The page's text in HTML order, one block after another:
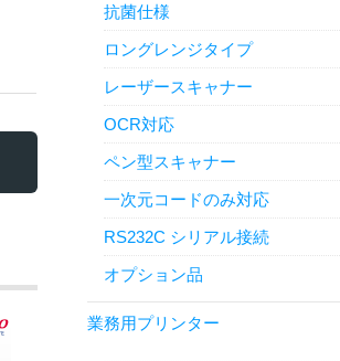
抗菌仕様
ロングレンジタイプ
レーザースキャナー
OCR対応
ペン型スキャナー
一次元コードのみ対応
RS232C シリアル接続
オプション品
業務用プリンター